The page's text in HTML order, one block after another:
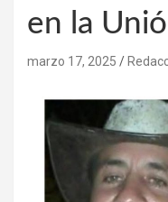
en la
marzo 17, 2025